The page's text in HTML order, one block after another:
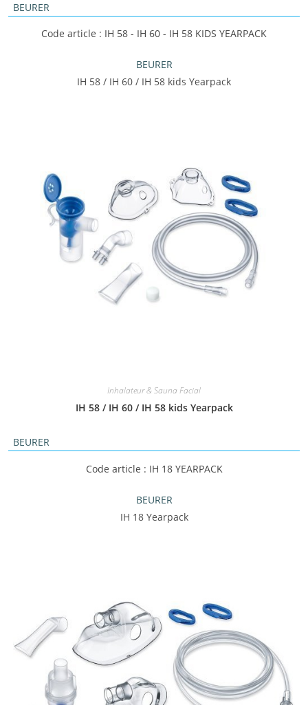
BEURER
Code article : IH 58 - IH 60 - IH 58 KIDS YEARPACK
BEURER
IH 58 / IH 60 / IH 58 kids Yearpack
Inhalateur & Sauna Facial
IH 58 / IH 60 / IH 58 kids Yearpack
BEURER
Code article : IH 18 YEARPACK
BEURER
IH 18 Yearpack